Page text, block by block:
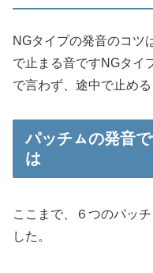
NGタイプの発音のコツ
で止まる音ですNGタイ
で言わず、途中で止め
パッチㇺの発音
は
ここまで、６つのパッ
した。